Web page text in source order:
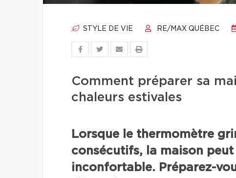
STYLE DE VIE RE/MAX QUÉBEC
Comment préparer sa
chaleurs estivales
Lorsque le thermomètre
consécutifs, la maison
inconfortable. Préparez-